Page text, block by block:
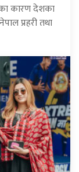
कारण देशका
प्रहरी तथा